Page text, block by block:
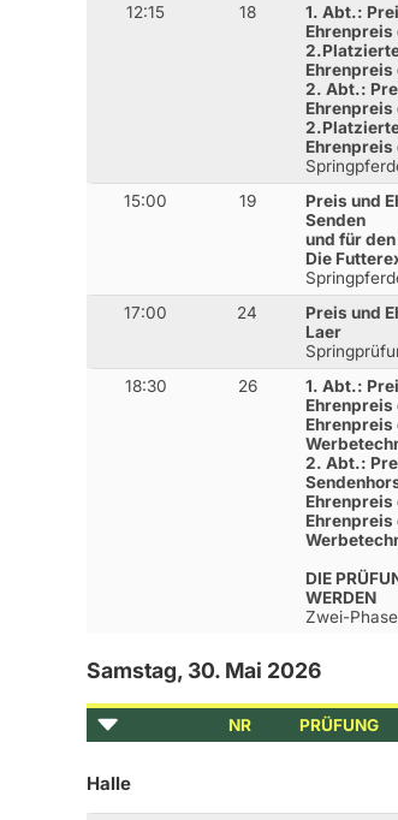
12:15 18
1. Abt.:
Ehrenpreis
2. Abt.:
Ehrenpreis
15:00 19
Preis und
Senden
und für
Die
17:00 24
Preis und
Laer
18:30 26
1. Abt.:
Ehrenpreis
2. Abt.:
Ehrenpreis
DIE
WERDEN
Zwei-
Samstag, 30. Mai 2026
NR PRÜFUNG
Halle